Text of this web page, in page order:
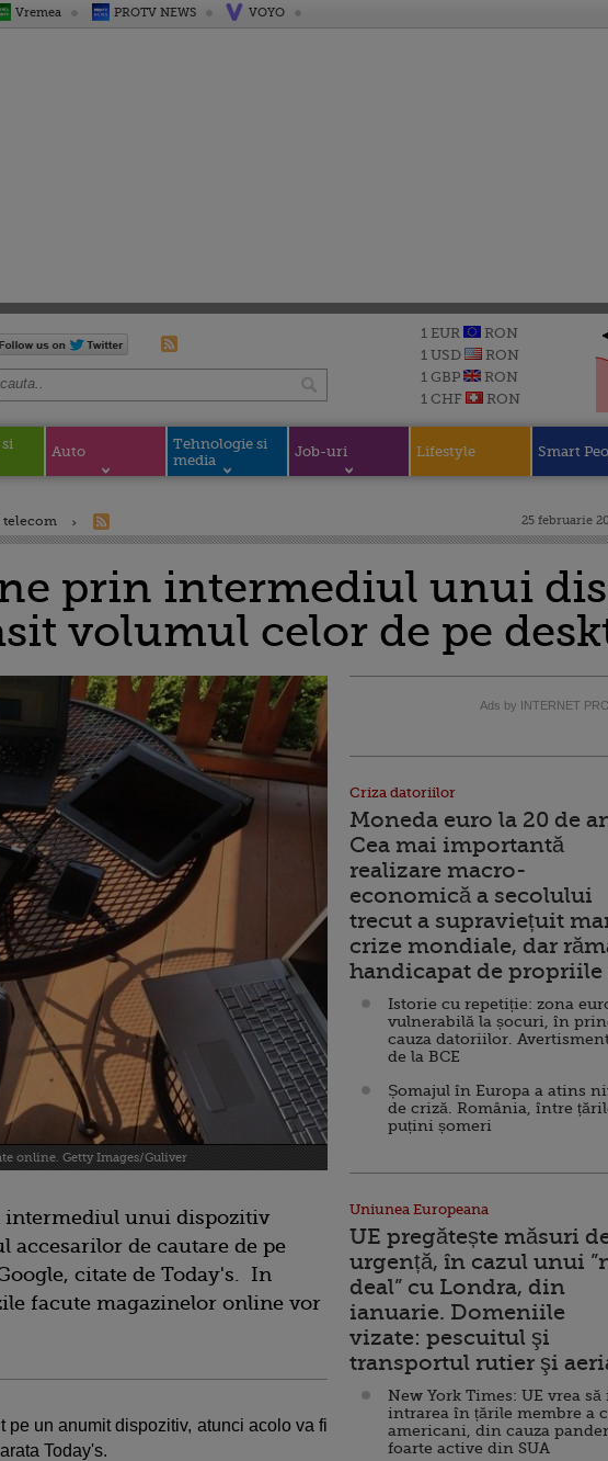
Vremea PROTV NEWS VOYO
1 EUR
RON
1 USD
RON
1 GBP
RON
1 CHF
RON
Auto
Tehnologie si
media
Job-uri Lifestyle Smart
telecom 25 februarie
prin intermediul unui
volumul celor de pe
online. Getty Images/Guliver
unui dispozitiv
accesarilor de cautare de pe
citate de Today's. In
facute magazinelor online vor
pe un anumit dispozitiv, atunci acolo va fi
Today's.
Ads by INTERNET
Criza datoriilor
Moneda euro la 20 de
Cea mai importantă
realizare macro-
economică a secolului
trecut a supraviețuit
crize mondiale, dar
handicapat de
Istorie cu repetiție: zona
vulnerabilă la șocuri, în
cauza datoriilor.
de la BCE
Șomajul în Europa a atins
de criză. România, între
puțini șomeri
Uniunea Europeana
UE pregătește măsuri
urgență, în cazul unui
deal” cu Londra, din
ianuarie. Domeniile
vizate: pescuitul şi
transportul rutier şi
New York Times: UE vrea
intrarea în țările membre a
americani, din cauza
foarte active din SUA